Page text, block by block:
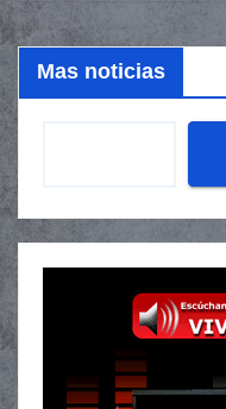
Mas noticias